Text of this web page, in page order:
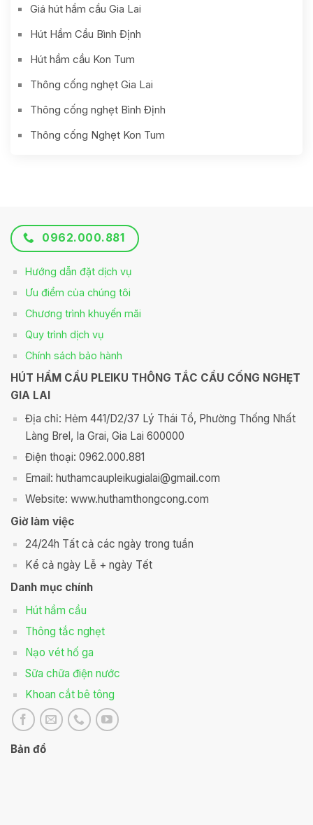
Giá hút hầm cầu Gia Lai
Hút Hầm Cầu Bình Định
Hút hầm cầu Kon Tum
Thông cống nghẹt Gia Lai
Thông cống nghẹt Bình Định
Thông cống Nghẹt Kon Tum
0962.000.881
Hướng dẫn đặt dịch vụ
Ưu điểm của chúng tôi
Chương trình khuyến mãi
Quy trình dịch vụ
Chính sách bảo hành
HÚT HẦM CẦU PLEIKU THÔNG TẮC CẦU CỐNG NGHẸT
GIA LAI
Địa chỉ: Hẻm 441/D2/37 Lý Thái Tổ, Phường Thống Nhất
Làng Brel, Ia Grai, Gia Lai 600000
Điện thoại: 0962.000.881
Email: huthamcaupleikugialai@gmail.com
Website: www.huthamthongcong.com
Giờ làm việc
24/24h Tất cả các ngày trong tuần
Kể cả ngày Lễ + ngày Tết
Danh mục chính
Hút hầm cầu
Thông tắc nghẹt
Nạo vét hố ga
Sữa chữa điện nước
Khoan cắt bê tông
Bản đồ